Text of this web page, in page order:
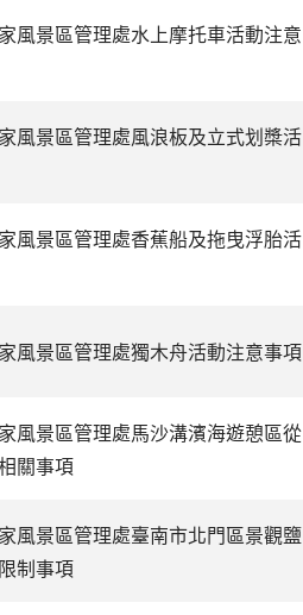
風景區管理處水上摩托車活動注意
風景區管理處風浪板及立式划槳活
風景區管理處香蕉船及拖曳浮胎活
風景區管理處獨木舟活動注意事項
風景區管理處馬沙溝濱海遊憩區從
關事項
風景區管理處臺南市北門區景觀鹽
制事項